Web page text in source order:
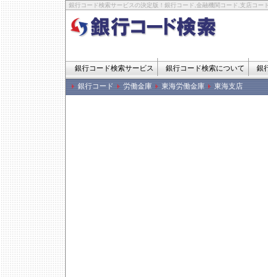
銀行コード検索サービスの決定版！銀行コード,金融機関コード,支店コー
銀行コード検索サービス 銀行コード検索について 銀
銀行コード 労働金庫 東海労働金庫 東海支店